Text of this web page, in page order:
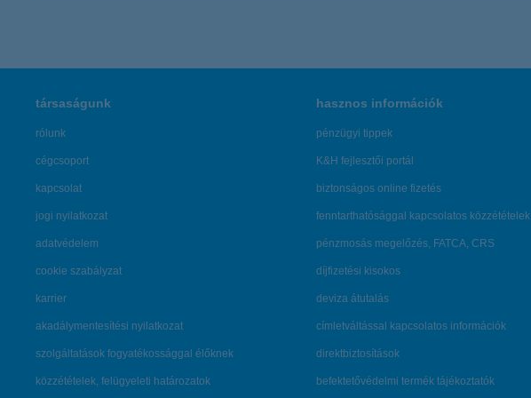
társaságunk
rólunk
cégcsoport
kapcsolat
jogi nyilatkozat
adatvédelem
cookie szabályzat
karrier
akadálymentesítési nyilatkozat
szolgáltatások fogyatékossággal élőknek
közzétételek, felügyeleti határozatok
hasznos információk
pénzügyi tippek
K&H fejlesztői portál
biztonságos online fizetés
fenntarthatósággal kapcsolatos közzétételek
pénzmosás megelőzés, FATCA, CRS
díjfizetési kisokos
deviza átutalás
címletváltással kapcsolatos információk
direktbiztosítások
befektetővédelmi termék tájékoztatók